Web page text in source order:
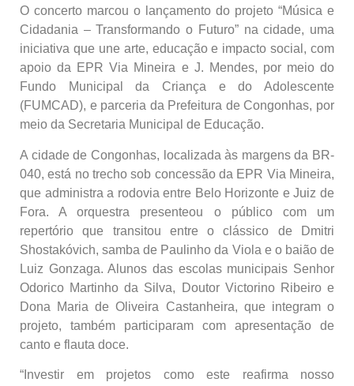
O concerto marcou o lançamento do projeto “Música e
Cidadania – Transformando o Futuro” na cidade, uma
iniciativa que une arte, educação e impacto social, com
apoio da EPR Via Mineira e J. Mendes, por meio do
Fundo Municipal da Criança e do Adolescente
(FUMCAD), e parceria da Prefeitura de Congonhas, por
meio da Secretaria Municipal de Educação.
A cidade de Congonhas, localizada às margens da BR-
040, está no trecho sob concessão da EPR Via Mineira,
que administra a rodovia entre Belo Horizonte e Juiz de
Fora. A orquestra presenteou o público com um
repertório que transitou entre o clássico de Dmitri
Shostakóvich, samba de Paulinho da Viola e o baião de
Luiz Gonzaga. Alunos das escolas municipais Senhor
Odorico Martinho da Silva, Doutor Victorino Ribeiro e
Dona Maria de Oliveira Castanheira, que integram o
projeto, também participaram com apresentação de
canto e flauta doce.
“Investir em projetos como este reafirma nosso